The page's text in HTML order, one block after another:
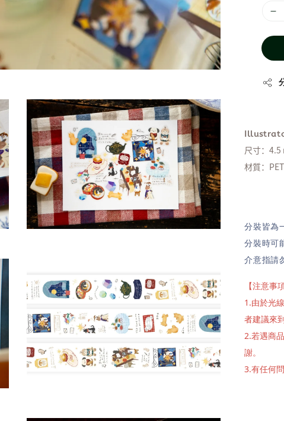
尺寸：
材質：
分裝皆為
分裝時可
介意指請
【注意事
1.由於光
者建議來
2.若遇商
謝。
3.有任何